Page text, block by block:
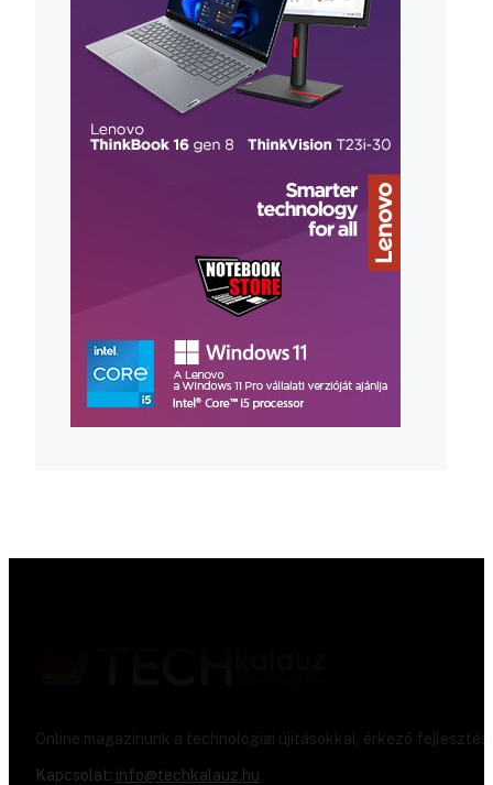
Online magazinunk a technológiai újításokkal, érkező
Kapcsolat: info@techkalauz.hu